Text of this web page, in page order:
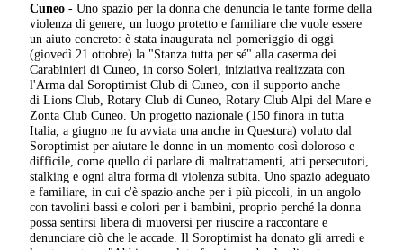
Cuneo - Uno spazio per la donna che denuncia le tante forme della
violenza di genere, un luogo protetto e familiare che vuole essere
un aiuto concreto: è stata inaugurata nel pomeriggio di oggi
(giovedì 21 ottobre) la "Stanza tutta per sé" alla caserma dei
Carabinieri di Cuneo, in corso Soleri, iniziativa realizzata con
l'Arma dal Soroptimist Club di Cuneo, con il supporto anche
di Lions Club, Rotary Club di Cuneo, Rotary Club Alpi del Mare e
Zonta Club Cuneo. Un progetto nazionale (150 finora in tutta
Italia, a giugno ne fu avviata una anche in Questura) voluto dal
Soroptimist per aiutare le donne in un momento così doloroso e
difficile, come quello di parlare di maltrattamenti, atti persecutori,
stalking e ogni altra forma di violenza subita. Uno spazio adeguato
e familiare, in cui c'è spazio anche per i più piccoli, in un angolo
con tavolini bassi e colori per i bambini, proprio perché la donna
possa sentirsi libera di muoversi per riuscire a raccontare e
denunciare ciò che le accade. Il Soroptimist ha donato gli arredi e